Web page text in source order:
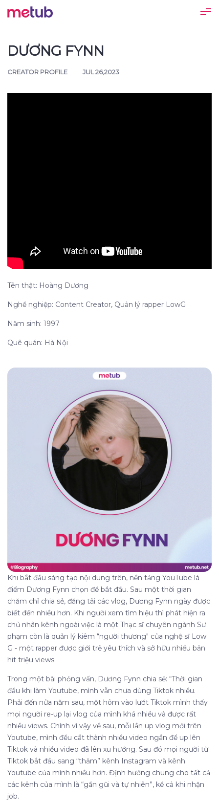
DƯƠNG FYNN
CREATOR PROFILE JUL 26,2023
Tên thật: Hoàng Dương
Nghề nghiệp: Content Creator, Quản lý rapper LowG
Năm sinh: 1997
Quê quán: Hà Nội
Khi bắt đầu sáng tạo nội dung trên, nền tảng YouTube là
điểm Dương Fynn chọn để bắt đầu. Sau một thời gian
chăm chỉ chia sẻ, đăng tải các vlog, Dương Fynn ngày được
biết đến nhiều hơn. Khi người xem tìm hiệu thì phát hiện ra
chủ nhân kênh ngoài việc là một Thạc sĩ chuyên ngành Sư
phạm còn là quản lý kiêm “người thương" của nghệ sĩ Low
G - một rapper được giới trẻ yêu thích và sở hữu nhiều bản
hit triệu views.
Trong một bài phỏng vấn, Dương Fynn chia sẻ: “Thời gian
đầu khi làm Youtube, mình vẫn chưa dùng Tiktok nhiều.
Phải đến nửa năm sau, một hôm vào lướt Tiktok mình thấy
mọi người re-up lại vlog của mình khá nhiều và được rất
nhiều views. Chính vì vậy về sau, mỗi lần up vlog mới trên
Youtube, mình đều cắt thành nhiều video ngắn để up lên
Tiktok và nhiều video đã lên xu hướng. Sau đó mọi người từ
Tiktok bắt đầu sang “thăm” kênh Instagram và kênh
Youtube của mình nhiều hơn. Định hướng chung cho tất cả
các kênh của mình là “gần gũi và tự nhiên”, kể cả khi nhận
job.